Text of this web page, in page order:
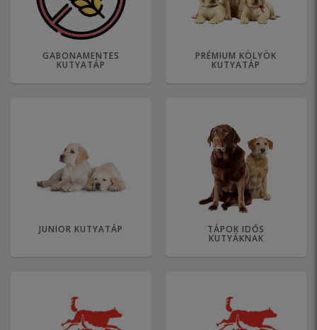
GABONAMENTES
KUTYATÁP
PRÉMIUM KÖLYÖK
KUTYATÁP
JUNIOR KUTYATÁP TÁPOK IDŐS
KUTYÁKNAK